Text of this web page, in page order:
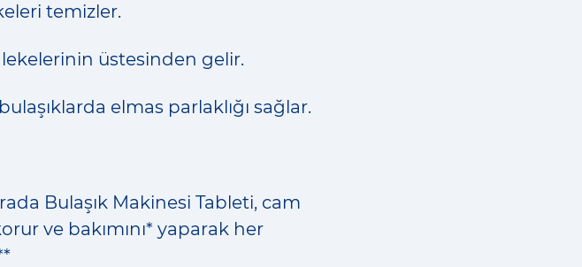
temizler.
üstesinden gelir.
elmas parlaklığı sağlar.
Bulaşık Makinesi Tableti, cam
ve bakımını* yaparak her